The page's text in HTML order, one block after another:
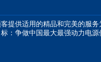
供适用的精品和完美的服务
：争做中国最大最强动力电源